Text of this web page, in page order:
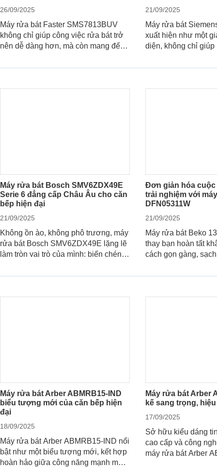
26/09/2025
Máy rửa bát Faster SMS7813BUV
không chỉ giúp công việc rửa bát trở
nên dễ dàng hơn, mà còn mang đến
năng nổi bật mà sản phẩm này mang
21/09/2025
Máy rửa bát
xuất hiện như một
diện, không chỉ
Cùng chúng tôi đi
Máy rửa bát Bosch SMV6ZDX49E
Serie 6 đẳng cấp Châu Âu cho căn
bếp hiện đại
21/09/2025
Không ồn ào, không phô trương, máy
rửa bát Bosch SMV6ZDX49E lặng lẽ
làm tròn vai trò của mình: biến chén
Websosanh.vn đi tìm hiểu chi tiết sản
Đơn giản hóa cuộc
trải nghiệm với
DFN05311W
21/09/2025
Máy rửa bát Beko
thay bạn hoàn tất
cách gọn gàng,
bếp của gia đình
Máy rửa bát Arber ABMRB15-IND
biểu tượng mới của căn bếp hiện
đại
18/09/2025
Máy rửa bát Arber ABMRB15-IND nổi
bật như một biểu tượng mới, kết hợp
hoàn hảo giữa công năng mạnh mẽ
Máy rửa bát Arber
kế sang trọng,
17/09/2025
Sở hữu kiểu dáng
cao cấp và công
máy rửa bát Arber